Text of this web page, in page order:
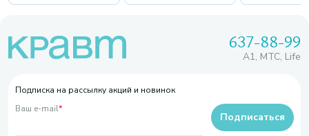
637-88-99
A1, МТС, Life
Подписка на рассылку акций и новинок
Ваш e-mail*
Подписаться